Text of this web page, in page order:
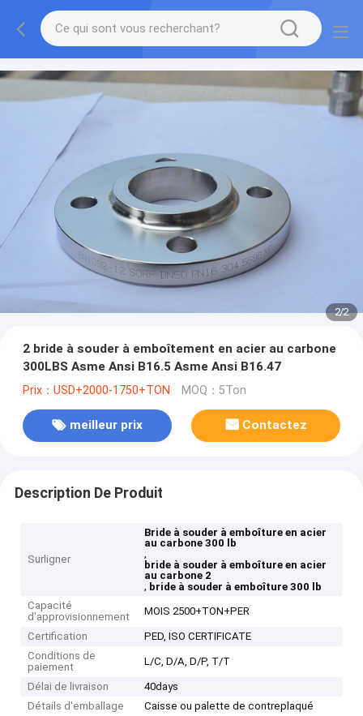
2/2
2 bride à souder à emboîtement en acier au carbone
300LBS Asme Ansi B16.5 Asme Ansi B16.47
Prix：USD+2000-1750+TON MOQ：5Ton
meilleur prix Contactez
Description De Produit
Surligner
Bride à souder à emboîture en acier
au carbone 300 lb
,
bride à souder à emboîture en acier
au carbone 2
, bride à souder à emboîture 300 lb
Capacité
d'approvisionnement
MOIS 2500+TON+PER
Certification
PED, ISO CERTIFICATE
Conditions de
paiement
L/C, D/A, D/P, T/T
Délai de livraison
40days
Détails d'emballage
Caisse ou palette de contreplaqué